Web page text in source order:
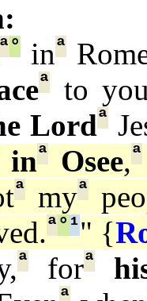
ª° inª
ª
to
Lordª
inª Osee,ª
ª myª
ª° ¹" {
ª forª
ª